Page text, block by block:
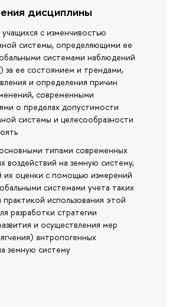
дисциплины
с изменчивостью
системы, определяющими ее
системами наблюдений
за ее состоянием и трендами,
и определения причин
современными
о пределах допустимости
системы и целесообразности
типами современных
воздействий на земную систему,
их оценки с помощью измерений
системами учета таких
практикой использования этой
разработки стратегии
и осуществления мер
антропогенных
земную систему